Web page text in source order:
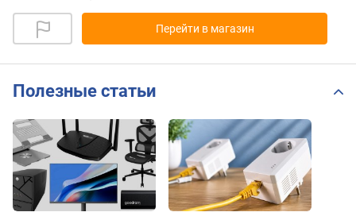
Перейти в магазин
Полезные статьи